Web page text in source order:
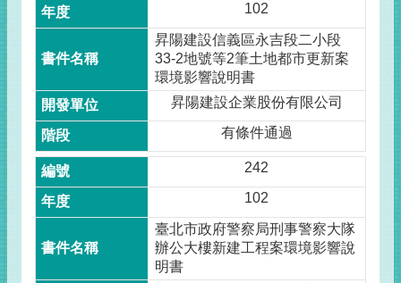
102
昇陽建設信義區永吉段二小段
33-2地號等2筆土地都市更新案
環境影響說明書
昇陽建設企業股份有限公司
有條件通過
242
102
臺北市政府警察局刑事警察大隊
辦公大樓新建工程案環境影響說
明書